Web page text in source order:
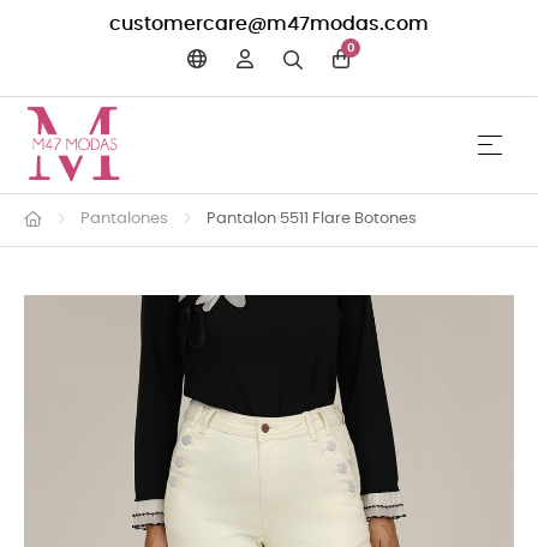
customercare@m47modas.com
0
☰
Pantalones Pantalon 5511 Flare Botones